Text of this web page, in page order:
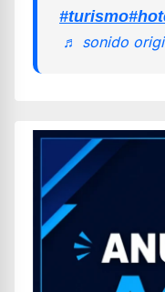
#turismo
♬ sonido